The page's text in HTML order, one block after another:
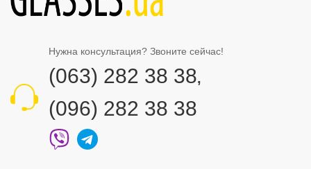
Нужна консультация? Звоните сейчас!
(063) 282 38 38,
(096) 282 38 38